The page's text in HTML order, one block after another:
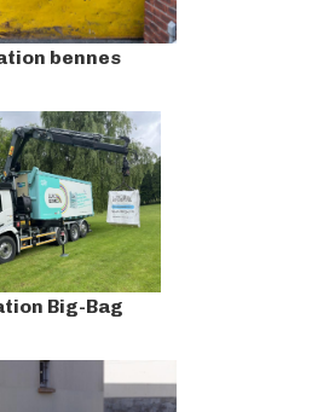
bennes
Big-Bag